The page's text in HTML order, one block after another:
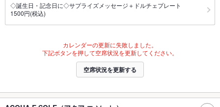
◇誕生日・記念日に◇サプライズメッセージ＋ドルチェプレート
1500円(税込)
カレンダーの更新に失敗しました。
下記ボタンを押して空席状況を更新してください。
空席状況を更新する